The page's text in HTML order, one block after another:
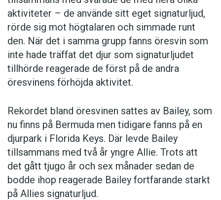
aktiviteter – de använde sitt eget signaturljud,
rörde sig mot högtalaren och simmade runt
den. När det i samma grupp fanns öresvin som
inte hade träffat det djur som signaturljudet
tillhörde reagerade de först på de andra
öresvinens förhöjda aktivitet.
Rekordet bland öresvinen sattes av Bailey, som
nu finns på Bermuda men tidigare fanns på en
djurpark i Florida Keys. Där levde Bailey
tillsammans med två år yngre Allie. Trots att
det gått tjugo år och sex månader sedan de
bodde ihop reagerade Bailey fortfarande starkt
på Allies signaturljud.